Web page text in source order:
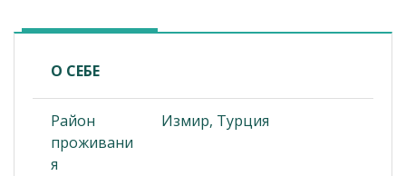
О СЕБЕ
Район
проживани
я
Измир, Турция